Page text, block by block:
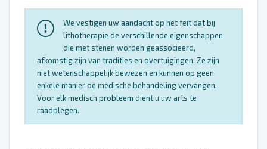
We vestigen uw aandacht op het feit dat bij
lithotherapie de verschillende eigenschappen
die met stenen worden geassocieerd,
afkomstig zijn van tradities en overtuigingen. Ze zijn
niet wetenschappelijk bewezen en kunnen op geen
enkele manier de medische behandeling vervangen.
Voor elk medisch probleem dient u uw arts te
raadplegen.